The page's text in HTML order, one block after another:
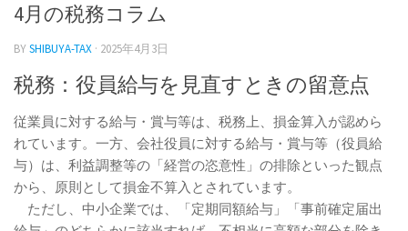
4月の税務コラム
BYSHIBUYA-TAX · 2025年4月3日
税務：役員給与を見直すときの留意点
従業員に対する給与・賞与等は、税務上、損金算入が認めら
れています。一方、会社役員に対する給与・賞与等（役員給
与）は、利益調整等の「経営の恣意性」の排除といった観点
から、原則として損金不算入とされています。
ただし、中小企業では、「定期同額給与」「事前確定届出